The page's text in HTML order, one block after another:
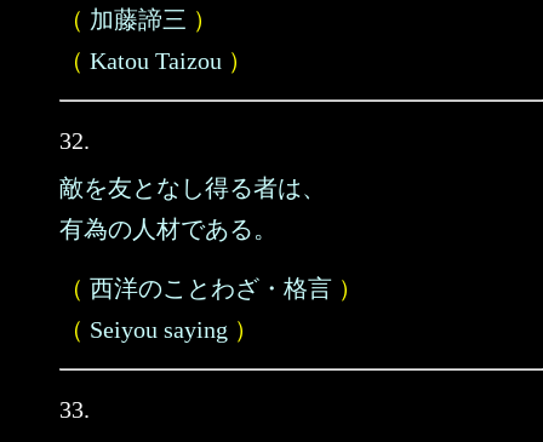
（ 加藤諦三 ）
（ Katou Taizou ）
32.
敵を友となし得る者は、
有為の人材である。
（ 西洋のことわざ・格言 ）
（ Seiyou saying ）
33.